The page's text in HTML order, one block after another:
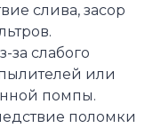
слива, засор
за слабого
или
помпы.
поломки